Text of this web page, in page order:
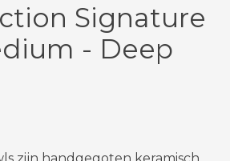
Signature
- Deep